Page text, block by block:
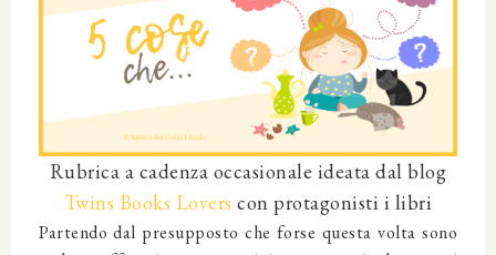
Rubrica a cadenza occasionale ideata dal blog
Twins Books Lovers con protagonisti i libri
Partendo dal presupposto che forse questa volta sono